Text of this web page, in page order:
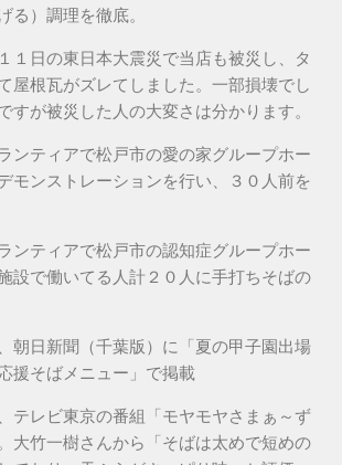
る）調理を徹底。
１日の東日本大震災で当店も被災し、タ
屋根瓦がズレてしました。一部損壊でし
すが被災した人の大変さは分かります。
ンティアで松戸市の愛の家グループホー
モンストレーションを行い、３０人前を
ンティアで松戸市の認知症グループホー
設で働いてる人計２０人に手打ちそばの
朝日新聞（千葉版）に「夏の甲子園出場
援そばメニュー」で掲載
テレビ東京の番組「モヤモヤさまぁ～ず
大竹一樹さんから「そばは太めで短めの